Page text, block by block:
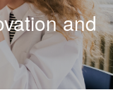
and